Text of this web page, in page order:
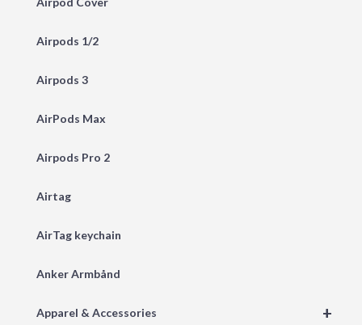
Airpods 1/2
Airpods 3
AirPods Max
Airpods Pro 2
Airtag
AirTag keychain
Anker Armbånd
+
Apparel & Accessories